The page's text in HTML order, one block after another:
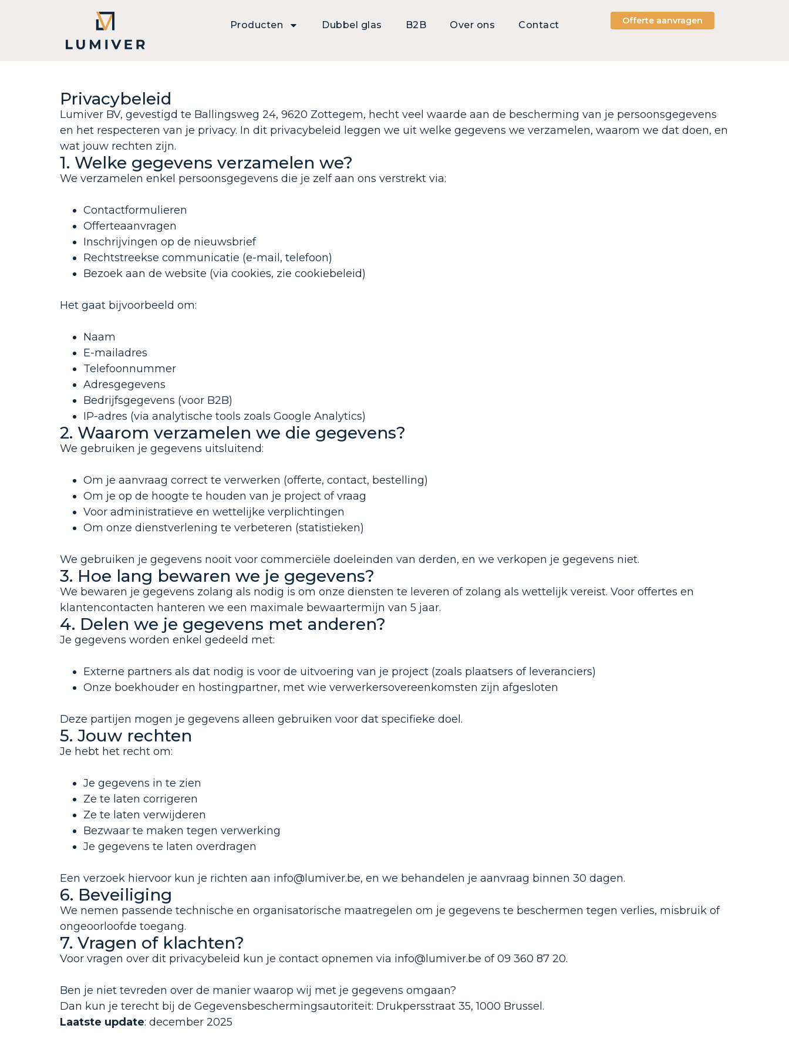
Producten Dubbel glas B2B Over ons Contact Offerte aanvragen
Privacybeleid
Lumiver BV, gevestigd te Ballingsweg 24, 9620 Zottegem, hecht veel waarde aan de bescherming van je persoonsgegevens
en het respecteren van je privacy. In dit privacybeleid leggen we uit welke gegevens we verzamelen, waarom we dat doen, en
wat jouw rechten zijn.
1. Welke gegevens verzamelen we?
We verzamelen enkel persoonsgegevens die je zelf aan ons verstrekt via:
Contactformulieren
Offerteaanvragen
Inschrijvingen op de nieuwsbrief
Rechtstreekse communicatie (e-mail, telefoon)
Bezoek aan de website (via cookies, zie cookiebeleid)
Het gaat bijvoorbeeld om:
Naam
E-mailadres
Telefoonnummer
Adresgegevens
Bedrijfsgegevens (voor B2B)
IP-adres (via analytische tools zoals Google Analytics)
2. Waarom verzamelen we die gegevens?
We gebruiken je gegevens uitsluitend:
Om je aanvraag correct te verwerken (offerte, contact, bestelling)
Om je op de hoogte te houden van je project of vraag
Voor administratieve en wettelijke verplichtingen
Om onze dienstverlening te verbeteren (statistieken)
We gebruiken je gegevens nooit voor commerciële doeleinden van derden, en we verkopen je gegevens niet.
3. Hoe lang bewaren we je gegevens?
We bewaren je gegevens zolang als nodig is om onze diensten te leveren of zolang als wettelijk vereist. Voor offertes en
klantencontacten hanteren we een maximale bewaartermijn van 5 jaar.
4. Delen we je gegevens met anderen?
Je gegevens worden enkel gedeeld met:
Externe partners als dat nodig is voor de uitvoering van je project (zoals plaatsers of leveranciers)
Onze boekhouder en hostingpartner, met wie verwerkersovereenkomsten zijn afgesloten
Deze partijen mogen je gegevens alleen gebruiken voor dat specifieke doel.
5. Jouw rechten
Je hebt het recht om:
Je gegevens in te zien
Ze te laten corrigeren
Ze te laten verwijderen
Bezwaar te maken tegen verwerking
Je gegevens te laten overdragen
Een verzoek hiervoor kun je richten aan info@lumiver.be, en we behandelen je aanvraag binnen 30 dagen.
6. Beveiliging
We nemen passende technische en organisatorische maatregelen om je gegevens te beschermen tegen verlies, misbruik of
ongeoorloofde toegang.
7. Vragen of klachten?
Voor vragen over dit privacybeleid kun je contact opnemen via info@lumiver.be of 09 360 87 20.
Ben je niet tevreden over de manier waarop wij met je gegevens omgaan?
Dan kun je terecht bij de Gegevensbeschermingsautoriteit: Drukpersstraat 35, 1000 Brussel.
Laatste update: december 2025